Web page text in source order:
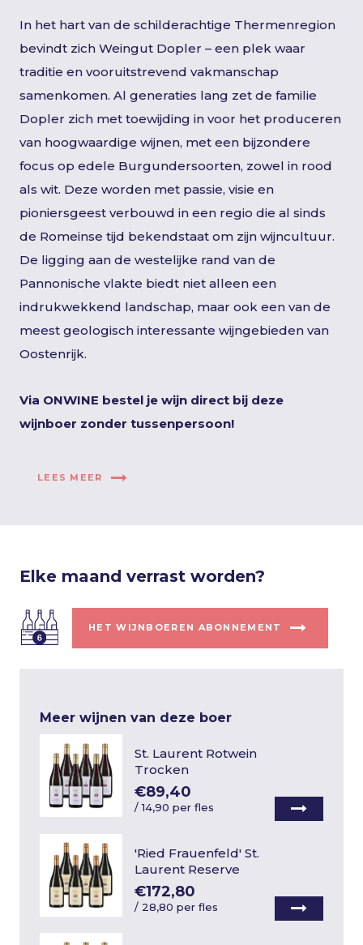
In het hart van de schilderachtige Thermenregion
bevindt zich Weingut Dopler – een plek waar
traditie en vooruitstrevend vakmanschap
samenkomen. Al generaties lang zet de familie
Dopler zich met toewijding in voor het produceren
van hoogwaardige wijnen, met een bijzondere
focus op edele Burgundersoorten, zowel in rood
als wit. Deze worden met passie, visie en
pioniersgeest verbouwd in een regio die al sinds
de Romeinse tijd bekendstaat om zijn wijncultuur.
De ligging aan de westelijke rand van de
Pannonische vlakte biedt niet alleen een
indrukwekkend landschap, maar ook een van de
meest geologisch interessante wijngebieden van
Oostenrijk.
Via ONWINE bestel je wijn direct bij deze
wijnboer zonder tussenpersoon!
LEES MEER
Elke maand verrast worden?
HET WIJNBOEREN ABONNEMENT
Meer wijnen van deze boer
St. Laurent Rotwein
Trocken
€89,40
/14,90 per fles
'Ried Frauenfeld' St.
Laurent Reserve
€172,80
/ 28,80 per fles